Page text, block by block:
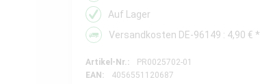
Auf Lager
Versandkosten DE-96149 : 4,90 € *
Artikel-Nr.:
PR0025702-01
EAN:
4056551120687